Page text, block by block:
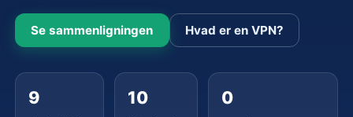
Se sammenligningen Hvad er en VPN?
9 10 0